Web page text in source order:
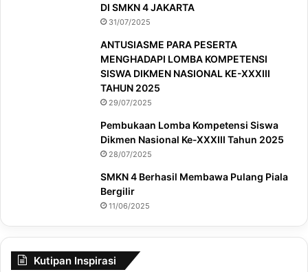
DI SMKN 4 JAKARTA
31/07/2025
ANTUSIASME PARA PESERTA
MENGHADAPI LOMBA KOMPETENSI
SISWA DIKMEN NASIONAL KE-XXXIII
TAHUN 2025
29/07/2025
Pembukaan Lomba Kompetensi Siswa
Dikmen Nasional Ke-XXXIII Tahun 2025
28/07/2025
SMKN 4 Berhasil Membawa Pulang Piala
Bergilir
11/06/2025
Kutipan Inspirasi